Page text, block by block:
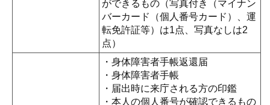
ができるもの（写真付き（マイナン
バーカード（個人番号カード）、運
転免許証等）は1点、写真なしは2
点）
・身体障害者手帳返還届
・身体障害者手帳
・届出時に来庁される方の印鑑
・本人の個人番号が確認できるもの